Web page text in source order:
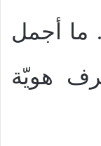
(عب 13: 2). ما أجمل
هويّة